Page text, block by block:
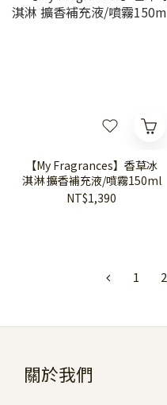
【My Fragrances】香草冰
淇淋 擴香補充液/噴霧150ml
NT$1,390
1 2
關於我們